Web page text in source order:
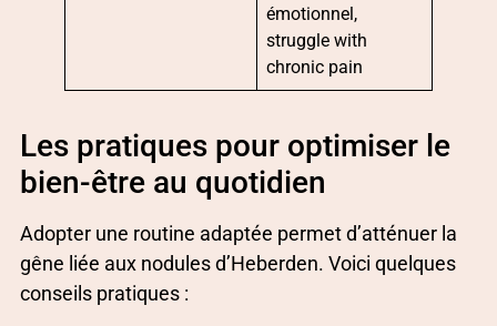
émotionnel,
struggle with
chronic pain
Les pratiques pour optimiser le
bien-être au quotidien
Adopter une routine adaptée permet d’atténuer la
gêne liée aux nodules d’Heberden. Voici quelques
conseils pratiques :